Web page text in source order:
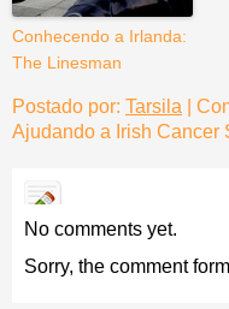
Conhecendo a Irlanda:
The Linesman
Postado por: Tarsila
Ajudando a Irish Cancer
No comments yet.
Sorry, the comment